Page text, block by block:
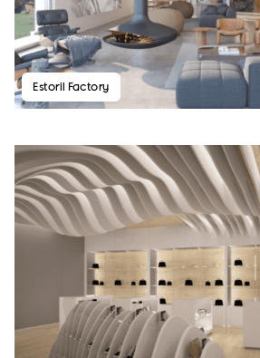
Estoril Factory